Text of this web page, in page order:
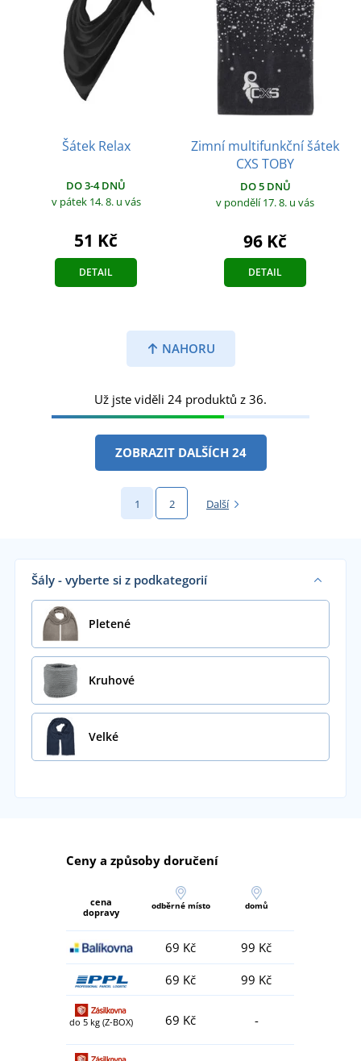
Šátek Relax
DO 3-4 DNŮ
v pátek 14. 8. u vás
51 Kč
DETAIL
Zimní multifunkční šátek
CXS TOBY
DO 5 DNŮ
v pondělí 17. 8. u vás
96 Kč
DETAIL
NAHORU
Už jste viděli 24 produktů z 36.
ZOBRAZIT DALŠÍCH 24
1 2 Další
Šály - vyberte si z podkategorií
Pletené
Kruhové
Velké
Ceny a způsoby doručení
cena
dopravy
odběrné místo domů
69 Kč
99 Kč
69 Kč
99 Kč
do 5 kg (Z-BOX) 69 Kč -